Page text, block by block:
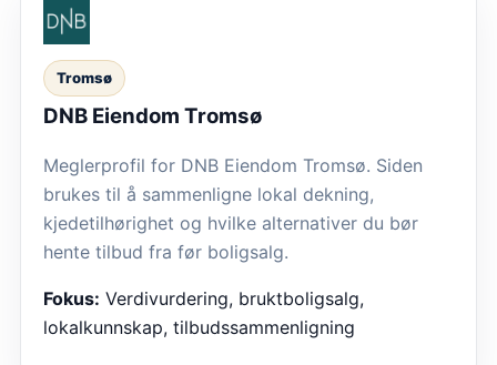
Tromsø
DNB Eiendom Tromsø
Meglerprofil for DNB Eiendom Tromsø. Siden
brukes til å sammenligne lokal dekning,
kjedetilhørighet og hvilke alternativer du bør
hente tilbud fra før boligsalg.
Fokus: Verdivurdering, bruktboligsalg,
lokalkunnskap, tilbudssammenligning